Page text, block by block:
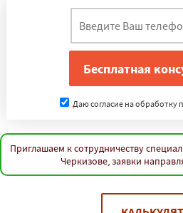
Даю согласие на обработку
Приглашаем к сотрудничеству
Черкизове, заявки